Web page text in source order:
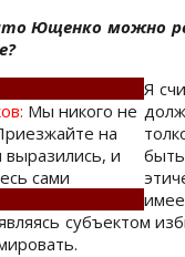
Ющенко можно
Мы никого не
на
выразились, и
сами
Я
субъектом